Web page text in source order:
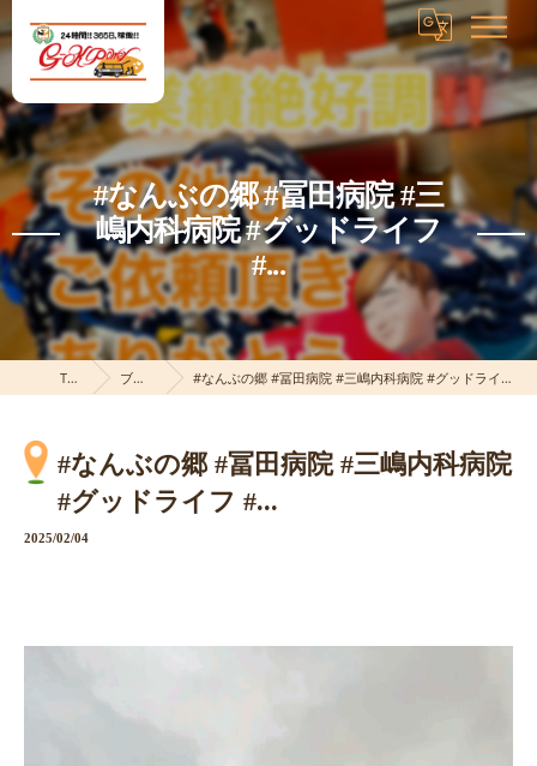
#なんぶの郷 #冨田病院 #三
嶋内科病院 #グッドライフ
#...
TOP ブログ #なんぶの郷 #冨田病院 #三嶋内科病院 #グッドライフ #...
#なんぶの郷 #冨田病院 #三嶋内科病院
#グッドライフ #...
2025/02/04